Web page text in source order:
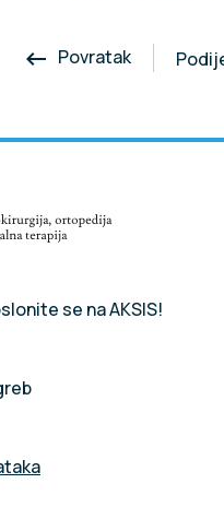
keyboard_backspace Povratak
se na AKSIS!